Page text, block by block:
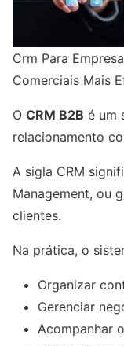
Crm Para
Comerciais Mais
O CRM B2B é um
relacionamento
A sigla CRM
Management, ou
clientes.
Na prática, o
Organizar
Gerenciar
Acompanhar